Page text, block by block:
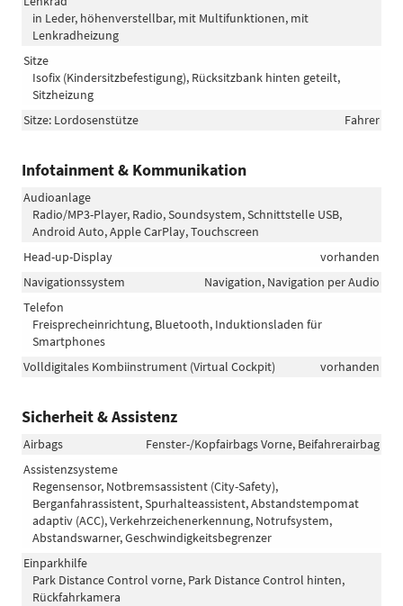
in Leder, höhenverstellbar, mit Multifunktionen, mit
Lenkradheizung
Sitze
Isofix (Kindersitzbefestigung), Rücksitzbank hinten geteilt,
Sitzheizung
Sitze: Lordosenstütze
Fahrer
Infotainment & Kommunikation
Audioanlage
Radio/MP3-Player, Radio, Soundsystem, Schnittstelle USB,
Android Auto, Apple CarPlay, Touchscreen
Head-up-Display
vorhanden
Navigationssystem
Navigation, Navigation per Audio
Telefon
Freisprecheinrichtung, Bluetooth, Induktionsladen für
Smartphones
Volldigitales Kombiinstrument (Virtual Cockpit)
vorhanden
Sicherheit & Assistenz
Airbags
Fenster-/Kopfairbags Vorne, Beifahrerairbag
Assistenzsysteme
Regensensor, Notbremsassistent (City-Safety),
Berganfahrassistent, Spurhalteassistent, Abstandstempomat
adaptiv (ACC), Verkehrzeichenerkennung, Notrufsystem,
Abstandswarner, Geschwindigkeitsbegrenzer
Einparkhilfe
Park Distance Control vorne, Park Distance Control hinten,
Rückfahrkamera